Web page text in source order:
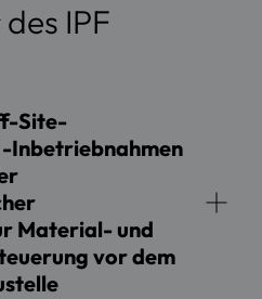
IPF
Site-
Inbetriebnahmen
Material- und
vor dem